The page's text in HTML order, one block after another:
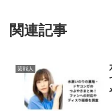
関連記事
芸能人